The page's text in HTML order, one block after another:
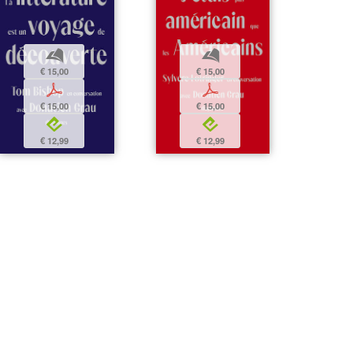
b
€ 15,00
p
€ 15,00
e
€ 12,99
b
€ 15,00
p
€ 15,00
e
€ 12,99